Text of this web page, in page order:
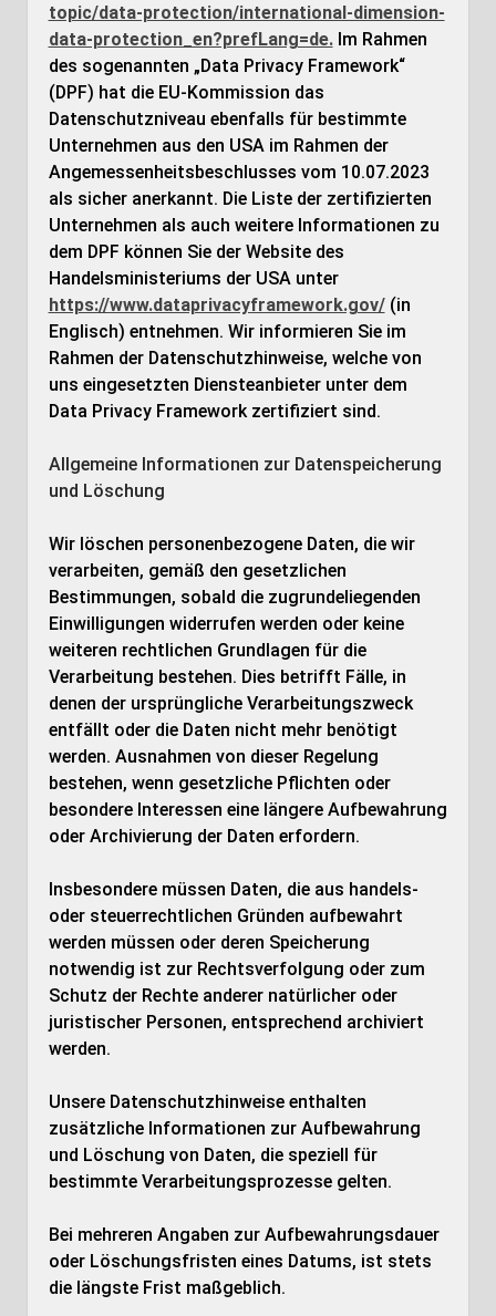
topic/data-protection/international-dimension-
data-protection_en?prefLang=de.Im Rahmen
des sogenannten „Data Privacy Framework“
(DPF) hat die EU-Kommission das
Datenschutzniveau ebenfalls für bestimmte
Unternehmen aus den USA im Rahmen der
Angemessenheitsbeschlusses vom 10.07.2023
als sicher anerkannt. Die Liste der zertifizierten
Unternehmen als auch weitere Informationen zu
dem DPF können Sie der Website des
Handelsministeriums der USA unter
https://www.dataprivacyframework.gov/(in
Englisch) entnehmen. Wir informieren Sie im
Rahmen der Datenschutzhinweise, welche von
uns eingesetzten Diensteanbieter unter dem
Data Privacy Framework zertifiziert sind.
Allgemeine Informationen zur Datenspeicherung
und Löschung
Wir löschen personenbezogene Daten, die wir
verarbeiten, gemäß den gesetzlichen
Bestimmungen, sobald die zugrundeliegenden
Einwilligungen widerrufen werden oder keine
weiteren rechtlichen Grundlagen für die
Verarbeitung bestehen. Dies betrifft Fälle, in
denen der ursprüngliche Verarbeitungszweck
entfällt oder die Daten nicht mehr benötigt
werden. Ausnahmen von dieser Regelung
bestehen, wenn gesetzliche Pflichten oder
besondere Interessen eine längere Aufbewahrung
oder Archivierung der Daten erfordern.
Insbesondere müssen Daten, die aus handels-
oder steuerrechtlichen Gründen aufbewahrt
werden müssen oder deren Speicherung
notwendig ist zur Rechtsverfolgung oder zum
Schutz der Rechte anderer natürlicher oder
juristischer Personen, entsprechend archiviert
werden.
Unsere Datenschutzhinweise enthalten
zusätzliche Informationen zur Aufbewahrung
und Löschung von Daten, die speziell für
bestimmte Verarbeitungsprozesse gelten.
Bei mehreren Angaben zur Aufbewahrungsdauer
oder Löschungsfristen eines Datums, ist stets
die längste Frist maßgeblich.